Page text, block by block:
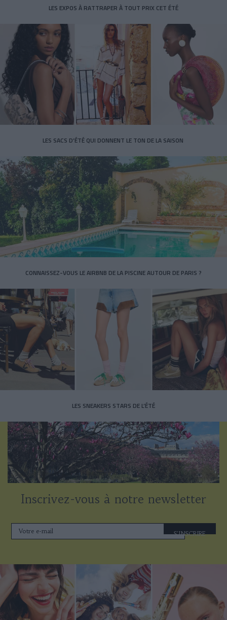
LES EXPOS À RATTRAPER À TOUT PRIX CET ÉTÉ
LES SACS D’ÉTÉ QUI DONNENT LE TON DE LA SAISON
CONNAISSEZ-VOUS LE AIRBNB DE LA PISCINE AUTOUR DE PARIS ?
LES SNEAKERS STARS DE L’ÉTÉ
Inscrivez-vous à notre newsletter
S'INSCRIRE